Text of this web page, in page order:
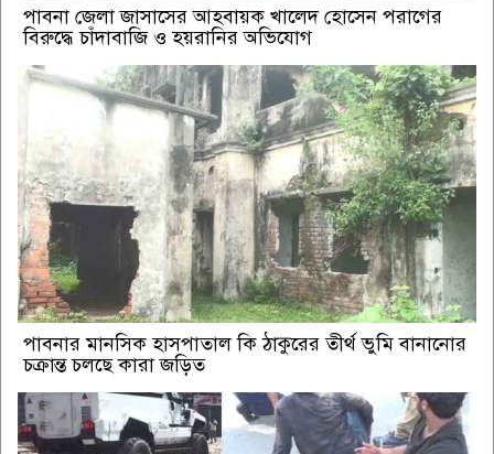
পাবনা জেলা জাসাসের আহবায়ক খালেদ হোসেন পরাগের
বিরুদ্ধে চাঁদাবাজি ও হয়রানির অভিযোগ
পাবনার মানসিক হাসপাতাল কি ঠাকুরের তীর্থ ভুমি বানানোর
চক্রান্ত চলছে কারা জড়িত